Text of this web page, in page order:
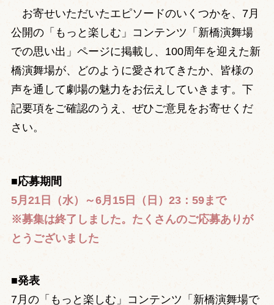
お寄せいただいたエピソードのいくつかを、7月
公開の「もっと楽しむ」コンテンツ「新橋演舞場
での思い出」ページに掲載し、100周年を迎えた新
橋演舞場が、どのように愛されてきたか、皆様の
声を通して劇場の魅力をお伝えしていきます。下
記要項をご確認のうえ、ぜひご意見をお寄せくだ
さい。
■応募期間
5月21日（水）～6月15日（日）23：59まで
※募集は終了しました。たくさんのご応募ありが
とうございました
■発表
7月の「もっと楽しむ」コンテンツ「新橋演舞場で